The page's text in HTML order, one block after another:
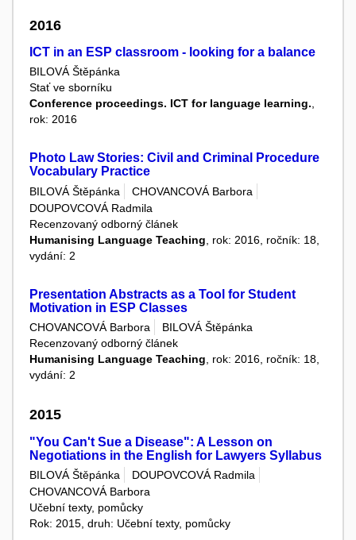
2016
ICT in an ESP classroom - looking for a balance
BILOVÁ Štěpánka
Stať ve sborníku
Conference proceedings. ICT for language learning.,
rok: 2016
Photo Law Stories: Civil and Criminal Procedure
Vocabulary Practice
BILOVÁ Štěpánka
CHOVANCOVÁ Barbora
DOUPOVCOVÁ Radmila
Recenzovaný odborný článek
Humanising Language Teaching , rok: 2016, ročník: 18,
vydání: 2
Presentation Abstracts as a Tool for Student
Motivation in ESP Classes
CHOVANCOVÁ Barbora
BILOVÁ Štěpánka
Recenzovaný odborný článek
Humanising Language Teaching, rok: 2016, ročník: 18,
vydání: 2
2015
"You Can't Sue a Disease": A Lesson on
Negotiations in the English for Lawyers Syllabus
BILOVÁ Štěpánka
DOUPOVCOVÁ Radmila
CHOVANCOVÁ Barbora
Učební texty, pomůcky
Rok: 2015, druh: Učební texty, pomůcky